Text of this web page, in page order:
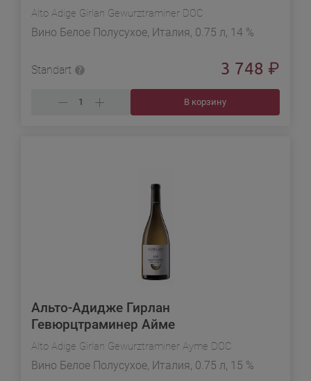
Alto Adige Girlan Gewurztraminer DOC
Вино Белое Полусухое, Италия, 0.75 л, 14 %
Standart 3 748 ₽
В корзину
Альто-Адидже Гирлан
Гевюрцтраминер Айме
Alto Adige Girlan Gewurztraminer Ayme DOC
Вино Белое Полусухое, Италия, 0.75 л, 15 %